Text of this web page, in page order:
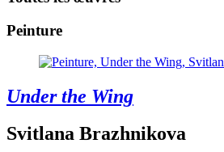
Peinture
Under the Wing
Svitlana Brazhnikova